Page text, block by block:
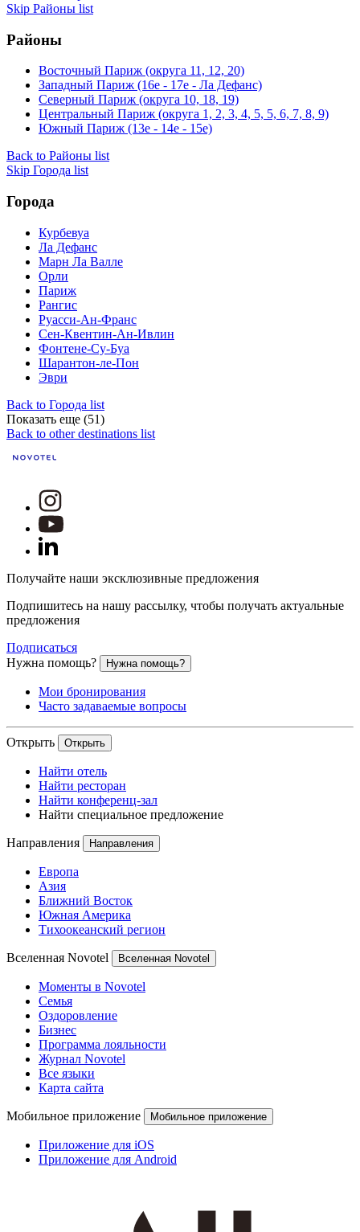
Skip Районы list
Районы
Восточный Париж (округа 11, 12, 20)
Западный Париж (16e - 17e - Ла Дефанс)
Северный Париж (округа 10, 18, 19)
Центральный Париж (округа 1, 2, 3, 4, 5, 5, 6, 7, 8, 9)
Южный Париж (13e - 14e - 15e)
Back to Районы list
Skip Города list
Города
Курбевуа
Ла Дефанс
Марн Ла Валле
Орли
Париж
Рангис
Руасси-Ан-Франс
Сен-Квентин-Ан-Ивлин
Фонтене-Су-Буа
Шарантон-ле-Пон
Эври
Back to Города list
Показать еще (51)
Back to other destinations list
Получайте наши эксклюзивные предложения
Подпишитесь на нашу рассылку, чтобы получать актуальные
предложения
Подписаться
Нужна помощь?
Нужна помощь?
Мои бронирования
Часто задаваемые вопросы
Открыть Открыть
Найти отель
Найти ресторан
Найти конференц-зал
Найти специальное предложение
Направления Направления
Европа
Азия
Ближний Восток
Южная Америка
Тихоокеанский регион
Вселенная Novotel Вселенная Novotel
Моменты в Novotel
Семья
Оздоровление
Бизнес
Программа лояльности
Журнал Novotel
Все языки
Карта сайта
Мобильное приложение Мобильное приложение
Приложение для iOS
Приложение для Android